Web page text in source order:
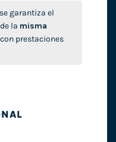
se garantiza el
la misma
prestaciones